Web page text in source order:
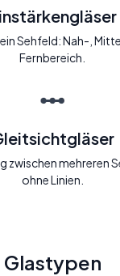
Sehfeld: Nah-,
Fernbereich.
zwischen mehreren
ohne Linien.
Glastypen